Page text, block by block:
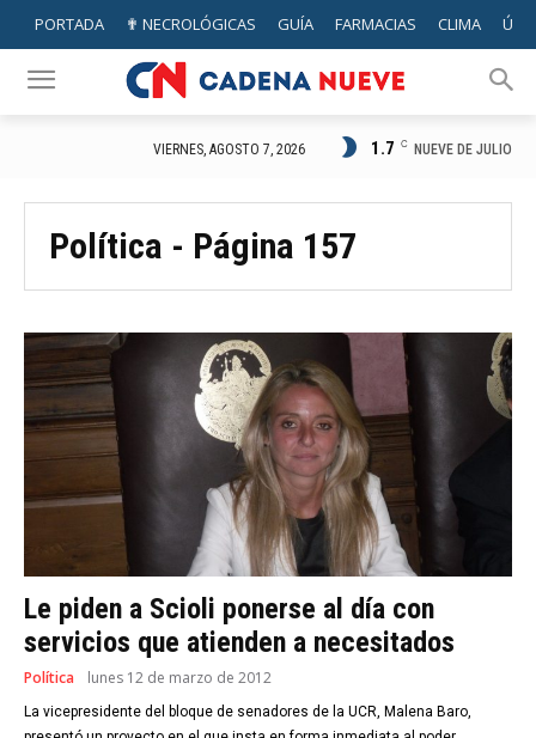
PORTADA ✟ NECROLÓGICAS GUÍA FARMACIAS CLIMA
VIERNES, AGOSTO 7, 2026 1.7 C NUEVE DE JULIO
Política - Página 157
Le piden a Scioli ponerse al día con
servicios que atienden a necesitados
Política lunes 12 de marzo de 2012
La vicepresidente del bloque de senadores de la UCR, Malena Baro,